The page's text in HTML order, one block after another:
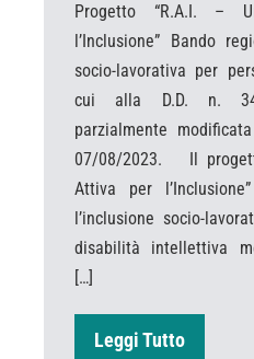
Progetto “R.A.I. –
l’Inclusione” Bando
socio-lavorativa per
cui alla D.D. n.
parzialmente
07/08/2023. Il
Attiva per
l’inclusione socio-
disabilità intellettiva
[…]
Leggi Tutto